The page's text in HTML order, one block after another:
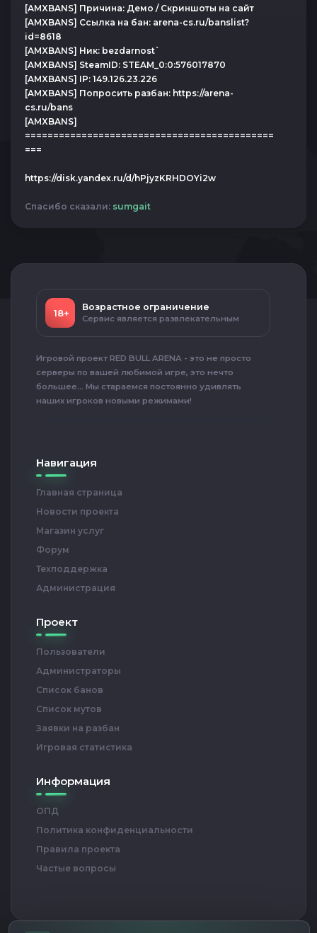
[AMXBANS] Причина: Демо / Скриншоты на сайт
[AMXBANS] Ссылка на бан: arena-cs.ru/banslist?
id=8618
[AMXBANS] Ник: bezdarnost`
[AMXBANS] SteamID: STEAM_0:0:576017870
[AMXBANS] IP: 149.126.23.226
[AMXBANS] Попросить разбан: https://arena-
cs.ru/bans
[AMXBANS]
============================================
===
https://disk.yandex.ru/d/hPjyzKRHDOYi2w
Спасибо сказали: sumgait
18+
Возрастное ограничение
Сервис является развлекательным
Игровой проект RED BULL ARENA - это не просто
серверы по вашей любимой игре, это нечто
большее... Мы стараемся постоянно удивлять
наших игроков новыми режимами!
Навигация
Главная страница
Новости проекта
Магазин услуг
Форум
Техподдержка
Администрация
Проект
Пользователи
Администраторы
Список банов
Список мутов
Заявки на разбан
Игровая статистика
Информация
ОПД
Политика конфиденциальности
Правила проекта
Частые вопросы